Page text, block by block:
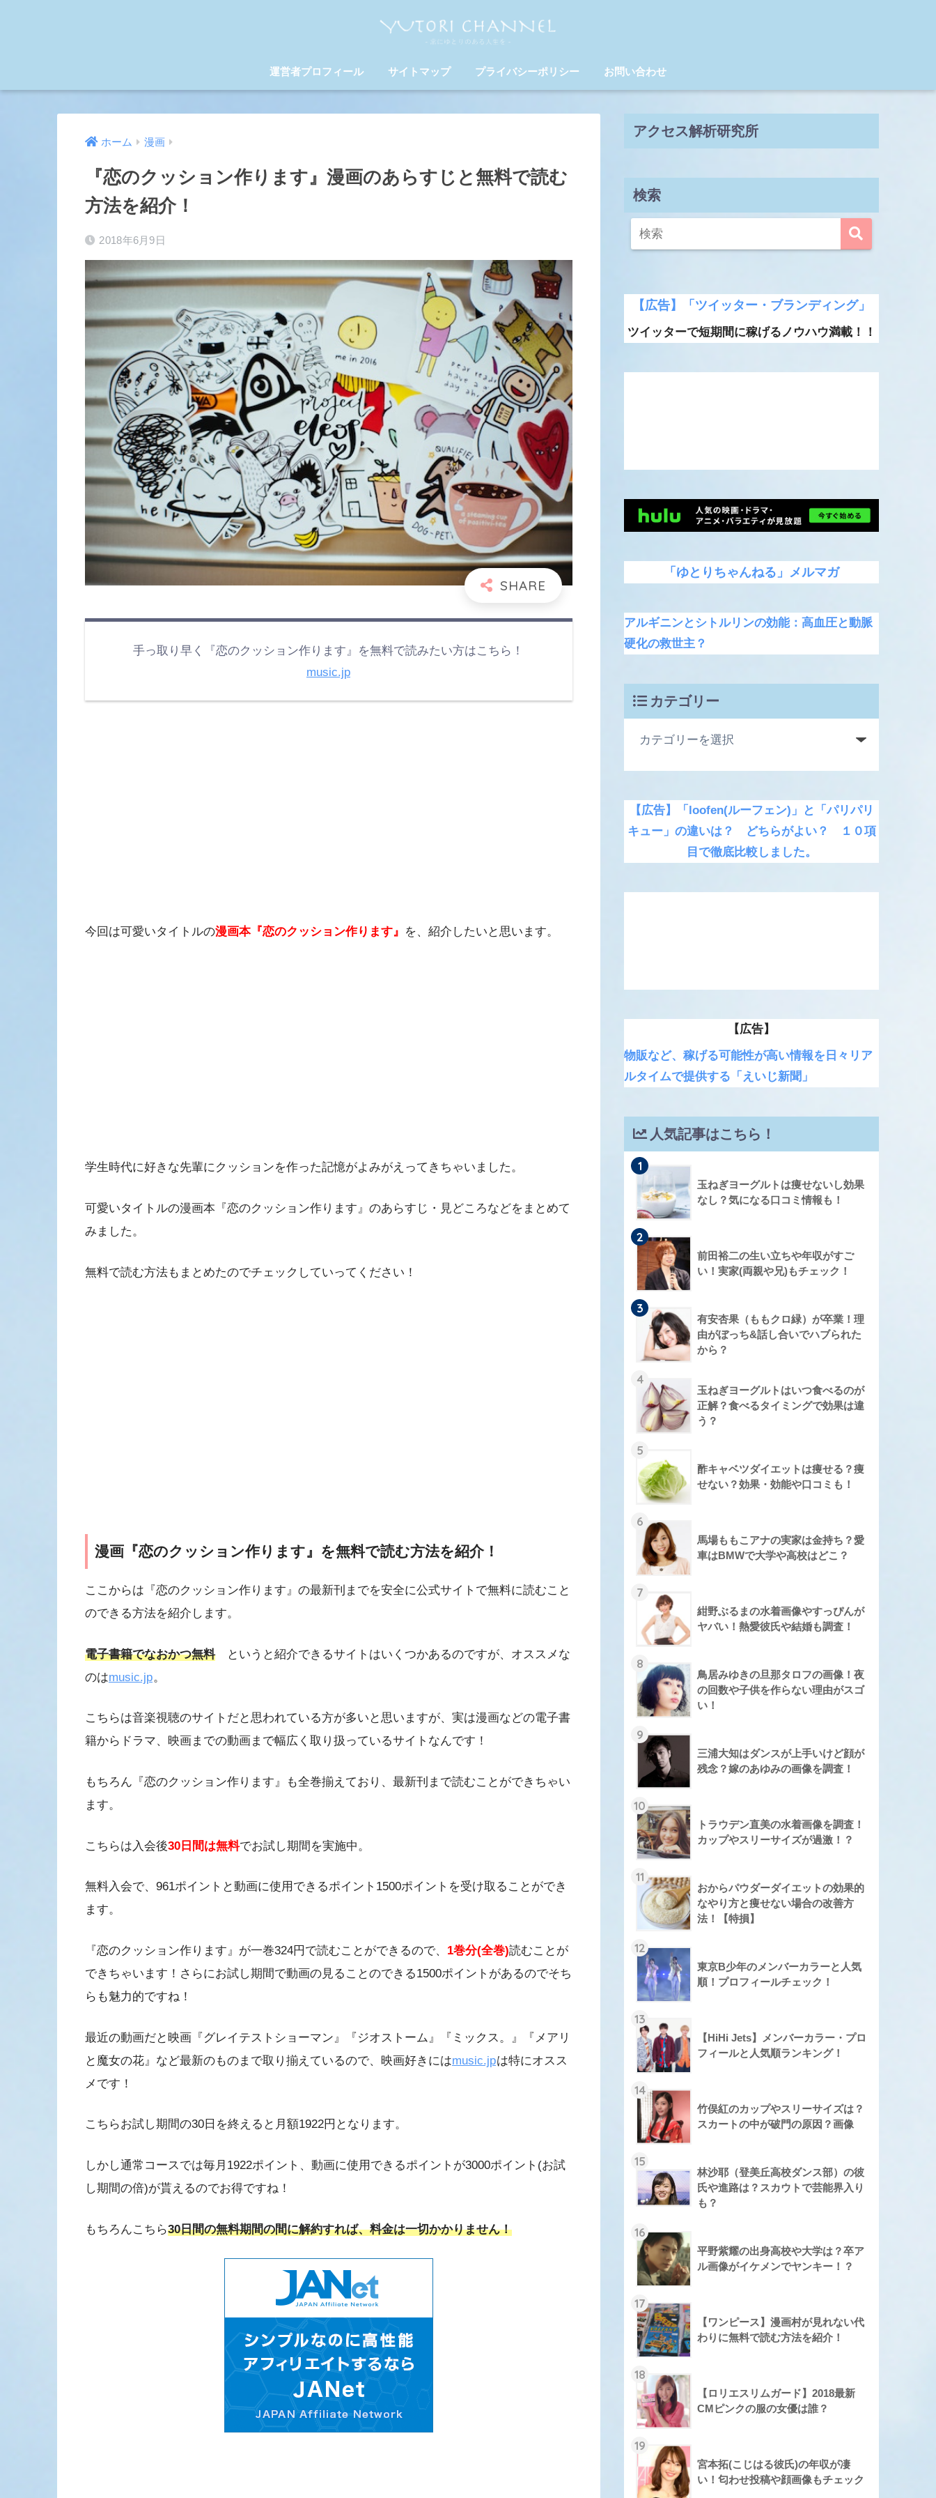
運営者プロフィール サイトマップ プライバシーポリシー お問い合わせ
ホーム 漫画
『恋のクッション作ります』漫画のあらすじと無料で読む
方法を紹介！
2018年6月9日
手っ取り早く『恋のクッション作ります』を無料で読みたい方はこちら！
music.jp
今回は可愛いタイトルの漫画本『恋のクッション作ります』 を、紹介したいと思います。
学生時代に好きな先輩にクッションを作った記憶がよみがえってきちゃいました。
可愛いタイトルの漫画本『恋のクッション作ります』のあらすじ・見どころなどをまとめて
みました。
無料で読む方法もまとめたのでチェックしていってください！
漫画『恋のクッション作ります』を無料で読む方法を紹介！
ここからは『恋のクッション作ります』の最新刊までを安全に公式サイトで無料に読むこと
のできる方法を紹介します。
電子書籍でなおかつ無料というと紹介できるサイトはいくつかあるのですが、オススメな
のはmusic.jp。
こちらは音楽視聴のサイトだと思われている方が多いと思いますが、実は漫画などの電子書
籍からドラマ、映画までの動画まで幅広く取り扱っているサイトなんです！
もちろん『恋のクッション作ります』も全巻揃えており、最新刊まで読むことができちゃい
ます。
こちらは入会後30日間は無料でお試し期間を実施中。
無料入会で、961ポイントと動画に使用できるポイント1500ポイントを受け取ることができ
ます。
『恋のクッション作ります』が一巻324円で読むことができるので、 1巻分(全巻)読むことが
できちゃいます！さらにお試し期間で動画の見ることのできる1500ポイントがあるのでそち
らも魅力的ですね！
最近の動画だと映画『グレイテストショーマン』『ジオストーム』『ミックス。』『メアリ
と魔女の花』など最新のものまで取り揃えているので、映画好きにはmusic.jpは特にオスス
メです！
こちらお試し期間の30日を終えると月額1922円となります。
しかし通常コースでは毎月1922ポイント、動画に使用できるポイントが3000ポイント(お試
し期間の倍)が貰えるのでお得ですね！
もちろんこちら30日間の無料期間の間に解約すれば、料金は一切かかりません！
アクセス解析研究所
検索
【広告】「ツイッター・ブランディング」
ツイッターで短期間に稼げるノウハウ満載！！
「ゆとりちゃんねる」メルマガ
アルギニンとシトルリンの効能：高血圧と動脈
硬化の救世主？
カテゴリー
【広告】「loofen(ルーフェン)」と「パリパリ
キュー」の違いは？ どちらがよい？ １０項
目で徹底比較しました。
【広告】
物販など、稼げる可能性が高い情報を日々リア
ルタイムで提供する「えいじ新聞」
人気記事はこちら！
1
玉ねぎヨーグルトは痩せないし効果
なし？気になる口コミ情報も！
2
前田裕二の生い立ちや年収がすご
い！実家(両親や兄)もチェック！
3
有安杏果（ももクロ緑）が卒業！理
由がぼっち&話し合いでハブられた
から？
4
玉ねぎヨーグルトはいつ食べるのが
正解？食べるタイミングで効果は違
う？
5
酢キャベツダイエットは痩せる？痩
せない？効果・効能や口コミも！
6
馬場ももこアナの実家は金持ち？愛
車はBMWで大学や高校はどこ？
7
紺野ぶるまの水着画像やすっぴんが
ヤバい！熱愛彼氏や結婚も調査！
8
鳥居みゆきの旦那タロフの画像！夜
の回数や子供を作らない理由がスゴ
い！
9
三浦大知はダンスが上手いけど顔が
残念？嫁のあゆみの画像を調査！
10
トラウデン直美の水着画像を調査！
カップやスリーサイズが過激！？
11
おからパウダーダイエットの効果的
なやり方と痩せない場合の改善方
法！【特損】
12
東京B少年のメンバーカラーと人気
順！プロフィールチェック！
13
【HiHi Jets】メンバーカラー・プロ
フィールと人気順ランキング！
14
竹俣紅のカップやスリーサイズは？
スカートの中が破門の原因？画像
15
林沙耶（登美丘高校ダンス部）の彼
氏や進路は？スカウトで芸能界入り
も？
16
平野紫耀の出身高校や大学は？卒ア
ル画像がイケメンでヤンキー！？
17
【ワンピース】漫画村が見れない代
わりに無料で読む方法を紹介！
18
【ロリエスリムガード】2018最新
CMピンクの服の女優は誰？
19
宮本拓(こじはる彼氏)の年収が凄
い！匂わせ投稿や顔画像もチェック